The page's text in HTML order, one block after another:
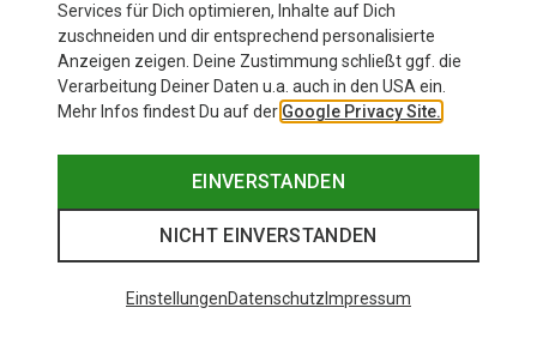
Services für Dich optimieren, Inhalte auf Dich
zuschneiden und dir entsprechend personalisierte
Anzeigen zeigen. Deine Zustimmung schließt ggf. die
Verarbeitung Deiner Daten u.a. auch in den USA ein.
Mehr Infos findest Du auf der Google Privacy Site.
EINVERSTANDEN
NICHT EINVERSTANDEN
EinstellungenDatenschutz Impressum